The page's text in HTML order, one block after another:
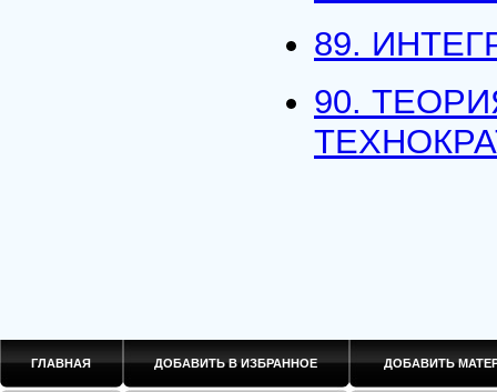
89.
90.
ГЛАВНАЯ ДОБАВИТЬ В ИЗБРАННОЕ ДОБАВИТЬ